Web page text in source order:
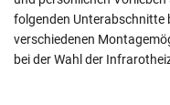
folgenden Unterabschnitte
verschiedenen
bei der Wahl der